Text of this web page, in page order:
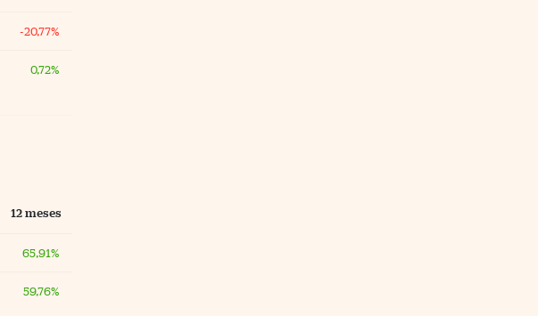
-20,77%
0,72%
12 meses
65,91%
59,76%